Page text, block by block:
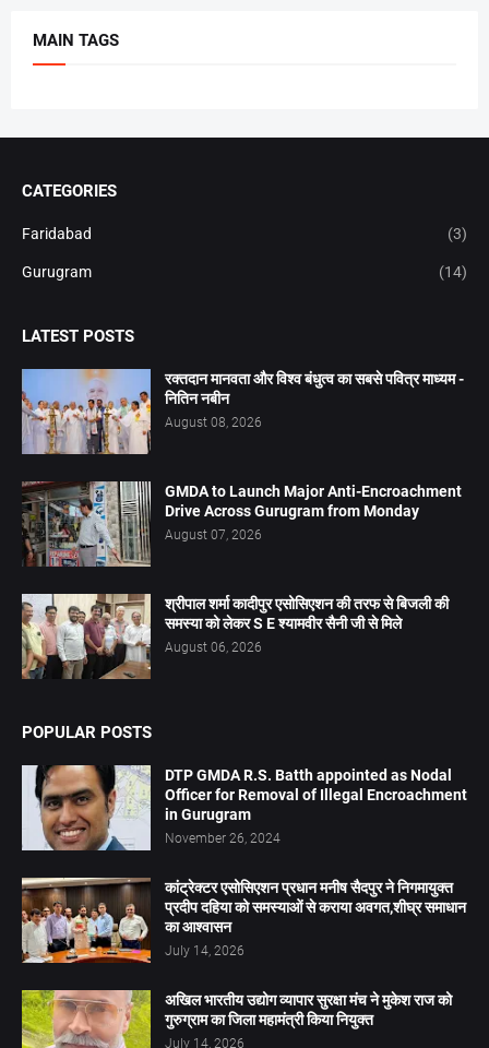
MAIN TAGS
CATEGORIES
Faridabad (3)
Gurugram (14)
LATEST POSTS
रक्तदान मानवता और विश्व बंधुत्व का सबसे पवित्र माध्यम -
नितिन नबीन
August 08, 2026
GMDA to Launch Major Anti-Encroachment
Drive Across Gurugram from Monday
August 07, 2026
श्रीपाल शर्मा कादीपुर एसोसिएशन की तरफ से बिजली की
समस्या को लेकर S E श्यामवीर सैनी जी से मिले
August 06, 2026
POPULAR POSTS
DTP GMDA R.S. Batth appointed as Nodal
Officer for Removal of Illegal Encroachment
in Gurugram
November 26, 2024
कांट्रेक्टर एसोसिएशन प्रधान मनीष सैदपुर ने निगमायुक्त
प्रदीप दहिया को समस्याओं से कराया अवगत,शीघ्र समाधान
का आश्वासन
July 14, 2026
अखिल भारतीय उद्योग व्यापार सुरक्षा मंच ने मुकेश राज को
गुरुग्राम का जिला महामंत्री किया नियुक्त
July 14, 2026